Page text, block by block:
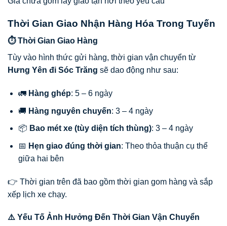
Thời Gian Giao Nhận Hàng Hóa Trong Tuyến
⏱️ Thời Gian Giao Hàng
Tùy vào hình thức gửi hàng, thời gian vận chuyển từ
Hưng Yên đi Sóc Trăng sẽ dao động như sau:
🚛 Hàng ghép: 5 – 6 ngày
🚚 Hàng nguyên chuyến: 3 – 4 ngày
📦 Bao mét xe (tùy diện tích thùng): 3 – 4 ngày
📅 Hẹn giao đúng thời gian: Theo thỏa thuận cụ thể
giữa hai bên
👉 Thời gian trên đã bao gồm thời gian gom hàng và sắp
xếp lịch xe chạy.
⚠️ Yếu Tố Ảnh Hưởng Đến Thời Gian Vận Chuyển